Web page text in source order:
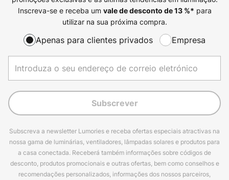
Inscreva-se e receba um vale de desconto de13%* para
utilizar na sua próxima compra.
Apenas para clientes privados Empresa
Subscrever
Subscreva a newsletter Lumories e receba ofertas especiais atractivas na
nossa gama de luminárias, ventiladores, lâmpadas solares e produtos para
a casa conectada. Receberá também informações sobre códigos de
desconto, produtos promocionais e outras ofertas, bem como conselhos e
recomendações personalizados, informações dos nossos parceiros,